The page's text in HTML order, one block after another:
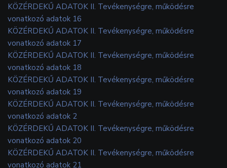
KÖZÉRDEKŰ ADATOK II. Tevékenységre, működésre
vonatkozó adatok 16
KÖZÉRDEKŰ ADATOK II. Tevékenységre, működésre
vonatkozó adatok 17
KÖZÉRDEKŰ ADATOK II. Tevékenységre, működésre
vonatkozó adatok 18
KÖZÉRDEKŰ ADATOK II. Tevékenységre, működésre
vonatkozó adatok 19
KÖZÉRDEKŰ ADATOK II. Tevékenységre, működésre
vonatkozó adatok 2
KÖZÉRDEKŰ ADATOK II. Tevékenységre, működésre
vonatkozó adatok 20
KÖZÉRDEKŰ ADATOK II. Tevékenységre, működésre
vonatkozó adatok 21